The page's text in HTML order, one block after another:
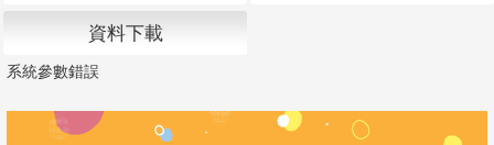
資料下載
系統參數錯誤